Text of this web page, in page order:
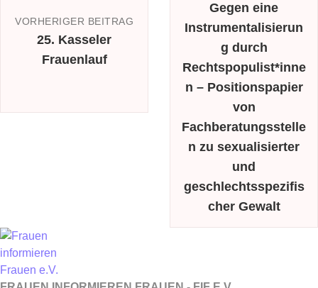
VORHERIGER BEITRAG
25. Kasseler
Frauenlauf
Gegen eine
Instrumentalisierun
g durch
Rechtspopulist*inne
n – Positionspapier
von
Fachberatungsstelle
n zu sexualisierter
und
geschlechtsspezifis
cher Gewalt